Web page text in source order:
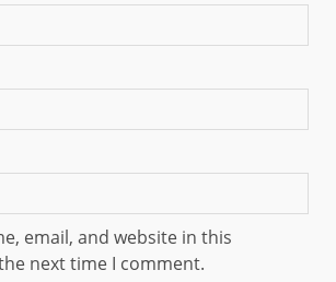
email, and website in this
next time I comment.